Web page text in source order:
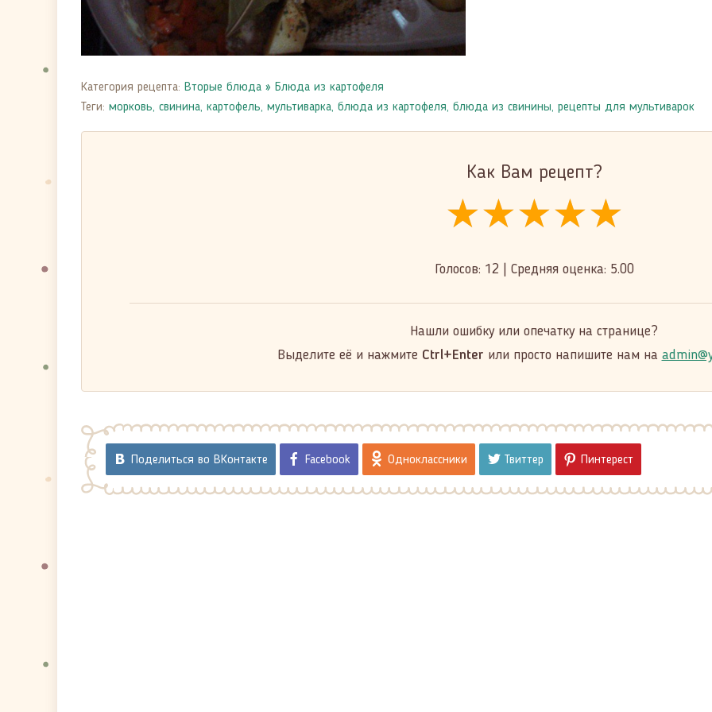
Категория рецепта: Вторые блюда » Блюда из картофеля
Теги: морковь, свинина, картофель, мультиварка, блюда из картофеля, блюда из свинины, рецепты для мультиварок
Как Вам рецепт?
★★★★★
★★★★★
★★★★★
Голосов: 12 Средняя оценка: 5.00
Нашли ошибку или опечатку на странице?
Выделите её и нажмите Ctrl+Enter или просто напишите нам на
Поделиться во ВКонтакте Facebook Одноклассники Твиттер Пинтерест